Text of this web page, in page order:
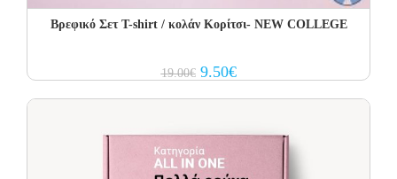
Βρεφικό Σετ T-shirt / κολάν Κορίτσι- NEW COLLEGE
19.00€ Original
price
9.50€Current
price